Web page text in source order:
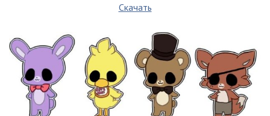
Скачать